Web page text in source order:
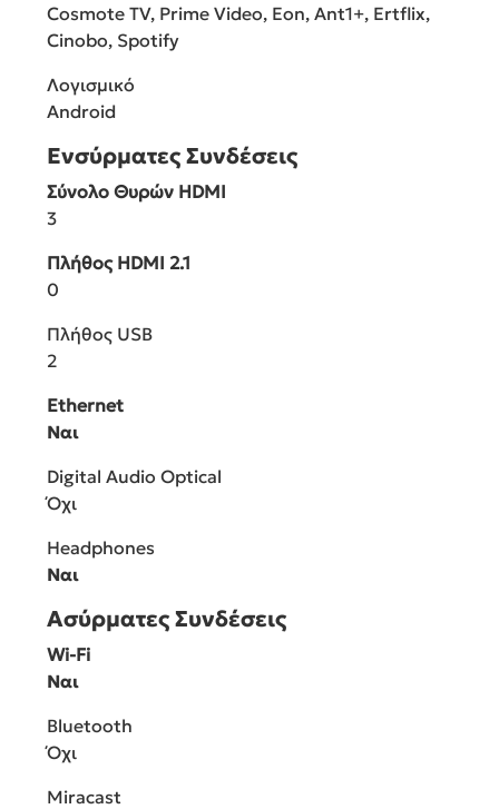
Cosmote TV, Prime Video, Eon, Ant1+, Ertflix,
Cinobo, Spotify
Λογισμικό
Android
Ενσύρματες Συνδέσεις
Σύνολο Θυρών HDMI
3
Πλήθος HDMI 2.1
0
Πλήθος USB
2
Ethernet
Ναι
Digital Audio Optical
Όχι
Headphones
Ναι
Ασύρματες Συνδέσεις
Wi-Fi
Ναι
Bluetooth
Όχι
Miracast